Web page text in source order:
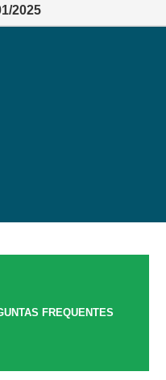
N.º 14/2026 -
CRACHÁ
2026 - OBRAS DE
2025
FREQUENTES